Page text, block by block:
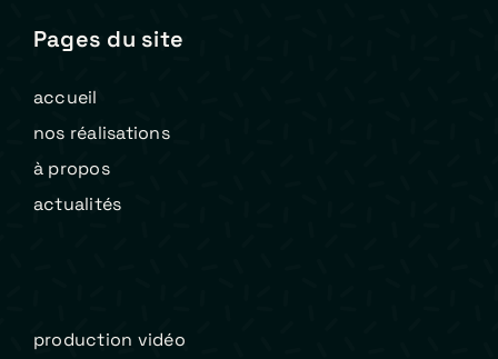
Pages du site
accueil
nos réalisations
à propos
actualités
production vidéo